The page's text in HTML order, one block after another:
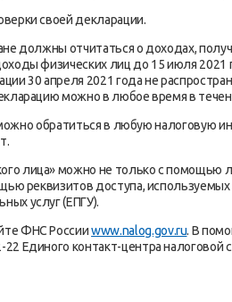
своей декларации.
должны отчитаться о доходах,
физических лиц до 15 июля
30 апреля 2021 года не
можно в любое время в
обратиться в любую налоговую
лица» можно не только с помощью
реквизитов доступа,
услуг (ЕПГУ).
ФНС Россииwww.nalog.gov.ru. В
Единого контакт-центра налоговой